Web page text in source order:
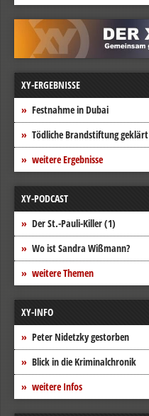
XY-ERGEBNISSE
Festnahme in Dubai
Tödliche Brandstiftung geklärt
weitere Ergebnisse
XY-PODCAST
Der St.-Pauli-Killer (1)
Wo ist Sandra Wißmann?
weitere Themen
XY-INFO
Peter Nidetzky gestorben
Blick in die Kriminalchronik
weitere Infos